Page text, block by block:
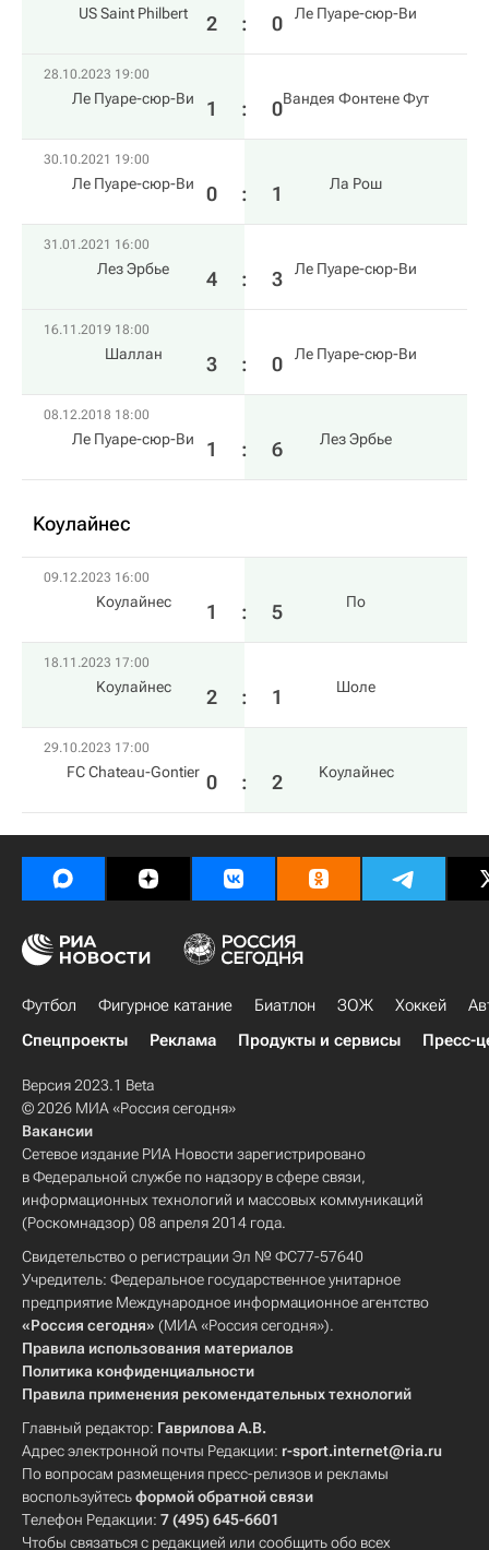
US Saint Philbert 2 : 0 Ле Пуаре-сюр-Ви
28.10.2023 19:00
Ле Пуаре-сюр-Ви 1 : 0Вандея Фонтене Фут
30.10.2021 19:00
Ле Пуаре-сюр-Ви 0 : 1 Ла Рош
31.01.2021 16:00
Лез Эрбье 4 : 3 Ле Пуаре-сюр-Ви
16.11.2019 18:00
Шаллан 3 : 0 Ле Пуаре-сюр-Ви
08.12.2018 18:00
Ле Пуаре-сюр-Ви 1 : 6 Лез Эрбье
Kоулайнес
09.12.2023 16:00
Kоулайнес 1 : 5 По
18.11.2023 17:00
Kоулайнес 2 : 1 Шоле
29.10.2023 17:00
FC Chateau-Gontier 0 : 2 Kоулайнес
Футбол Фигурное катание Биатлон ЗОЖ Хоккей
Спецпроекты
Реклама Продукты и сервисы Пресс-
Версия 2023.1 Beta
© 2026 МИА «Россия сегодня»
Вакансии
Сетевое издание РИА Новости зарегистрировано
в Федеральной службе по надзору в сфере связи,
информационных технологий и массовых коммуникаций
(Роскомнадзор) 08 апреля 2014 года.
Свидетельство о регистрации Эл № ФС77-57640
Учредитель: Федеральное государственное унитарное
предприятие Международное информационное агентство
«Россия сегодня» (МИА «Россия сегодня»).
Правила использования материалов
Политика конфиденциальности
Правила применения рекомендательных технологий
Главный редактор: Гаврилова А.В.
Адрес электронной почты Редакции: r-sport.internet@ria.ru
По вопросам размещения пресс-релизов и рекламы
воспользуйтесьформой обратной связи
Телефон Редакции: 7 (495) 645-6601
Чтобы связаться с редакцией или сообщить обо всех